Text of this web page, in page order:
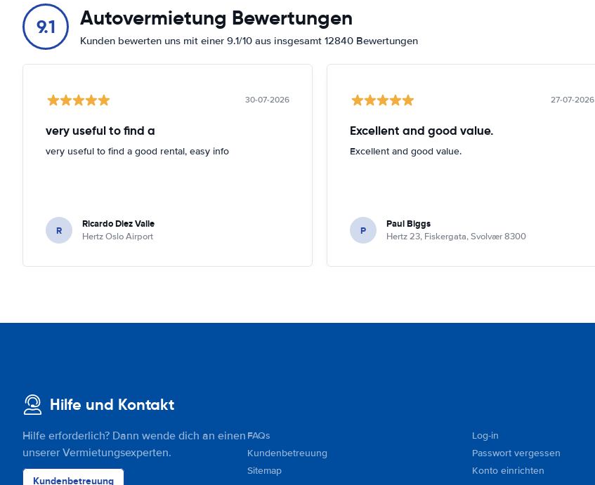
9.1 Autovermietung Bewertungen
Kunden bewerten uns mit einer 9.1/10 aus insgesamt 12840 Bewertungen
30-07-2026
very useful to find a
very useful to find a good rental, easy info
R Ricardo Diez Valle
Hertz Oslo Airport
27-07-2026
Excellent and good value.
Excellent and good value.
P Paul Biggs
Hertz 23, Fiskergata, Svolvær 8300
Hilfe und Kontakt
Hilfe erforderlich? Dann wende dich an einen
unserer Vermietungsexperten.
Kundenbetreuung
FAQs
Kundenbetreuung
Sitemap
Log-in
Passwort vergessen
Konto einrichten